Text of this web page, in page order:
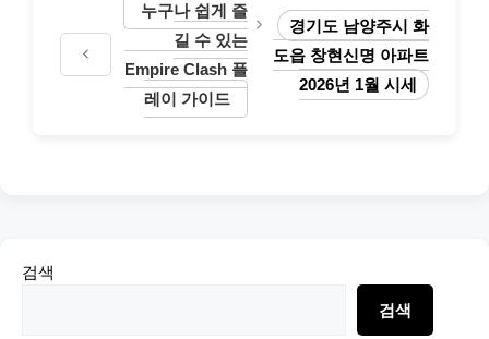
누구나 쉽게 즐
길 수 있는
Empire Clash 플
레이 가이드
경기도 남양주시 화
도읍 창현신명 아파트
2026년 1월 시세
검색
검색